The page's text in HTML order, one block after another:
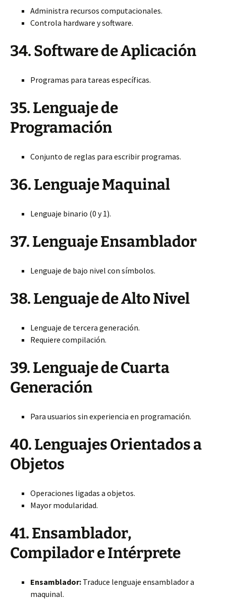
Administra recursos computacionales.
Controla hardware y software.
34. Software de Aplicación
Programas para tareas específicas.
35. Lenguaje de
Programación
Conjunto de reglas para escribir programas.
36. Lenguaje Maquinal
Lenguaje binario (0 y 1).
37. Lenguaje Ensamblador
Lenguaje de bajo nivel con símbolos.
38. Lenguaje de Alto Nivel
Lenguaje de tercera generación.
Requiere compilación.
39. Lenguaje de Cuarta
Generación
Para usuarios sin experiencia en programación.
40. Lenguajes Orientados a
Objetos
Operaciones ligadas a objetos.
Mayor modularidad.
41. Ensamblador,
Compilador e Intérprete
Ensamblador: Traduce lenguaje ensamblador a
maquinal.